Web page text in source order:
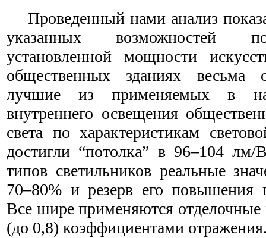
Проведенный нами анализ
указанных возможностей
установленной мощности
общественных зданиях весьма
лучшие из применяемых в
внутреннего освещения
света по характеристикам
достигли “потолка” в 96–104
типов светильников реальные
70–80% и резерв его повышения
Все шире применяются
(до 0,8) коэффициентами